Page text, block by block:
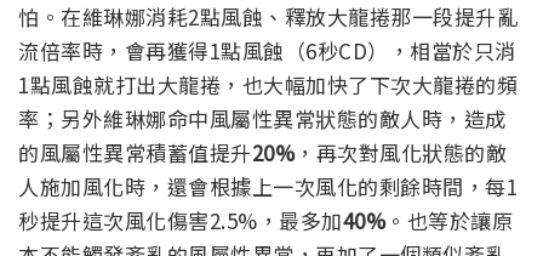
怕。在維琳娜消耗2點風蝕、釋放大龍捲那一段提升亂
流倍率時，會再獲得1點風蝕（6秒CD），相當於只消
1點風蝕就打出大龍捲，也大幅加快了下次大龍捲的頻
率；另外維琳娜命中風屬性異常狀態的敵人時，造成
的風屬性異常積蓄值提升20%，再次對風化狀態的敵
人施加風化時，還會根據上一次風化的剩餘時間，每1
秒提升這次風化傷害2.5%，最多加40%。也等於讓原